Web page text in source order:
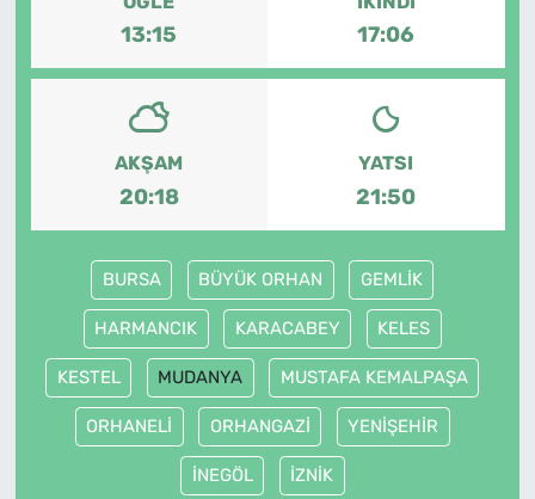
13:15 17:06
AKŞAM
20:18
YATSI
21:50
BURSA BÜYÜK ORHAN GEMLİK
HARMANCIK KARACABEY KELES
KESTEL MUDANYA MUSTAFA KEMALPAŞA
ORHANELİ ORHANGAZİ YENİŞEHİR
İNEGÖL İZNİK